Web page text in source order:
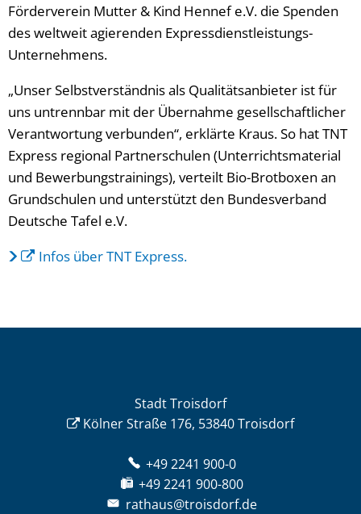
Förderverein Mutter & Kind Hennef e.V. die Spenden
des weltweit agierenden Expressdienstleistungs-
Unternehmens.
„Unser Selbstverständnis als Qualitätsanbieter ist für
uns untrennbar mit der Übernahme gesellschaftlicher
Verantwortung verbunden“, erklärte Kraus. So hat TNT
Express regional Partnerschulen (Unterrichtsmaterial
und Bewerbungstrainings), verteilt Bio-Brotboxen an
Grundschulen und unterstützt den Bundesverband
Deutsche Tafel e.V.
Infos über TNT Express.
Stadt Troisdorf
Kölner Straße 176, 53840 Troisdorf
+49 2241 900-0
+49 2241 900-800
rathaus@troisdorf.de